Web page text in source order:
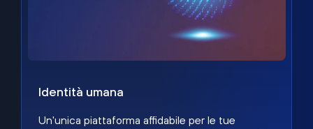
Identità umana
Un'unica piattaforma affidabile per le tue